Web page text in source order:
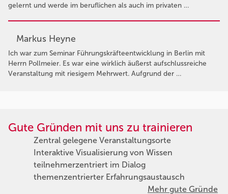
gelernt und werde im beruflichen als auch im privaten …
Markus Heyne
Ich war zum Seminar Führungskräfteentwicklung in Berlin mit
Herrn Pollmeier. Es war eine wirklich äußerst aufschlussreiche
Veranstaltung mit riesigem Mehrwert. Aufgrund der …
Gute Gründen mit uns zu trainieren
Zentral gelegene Veranstaltungsorte
Interaktive Visualisierung von Wissen
teilnehmerzentriert im Dialog
themenzentrierter Erfahrungsaustausch
Mehr gute Gründe